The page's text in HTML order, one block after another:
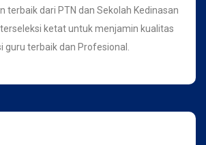
terbaik dari PTN dan Sekolah Kedinasan
ketat untuk menjamin kualitas
guru terbaik dan Profesional.